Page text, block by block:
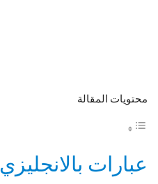
محتويات المقالة
عبارات بالانجليزي